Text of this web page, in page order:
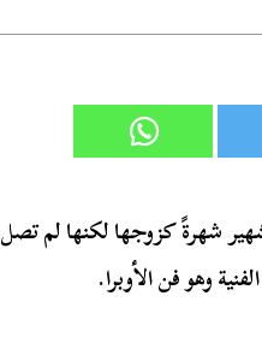
شهرةً كزوجها لكنها لم تصل
وهو فن الأوبرا.